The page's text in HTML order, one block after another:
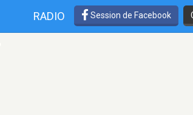
RADIO Session de Facebook